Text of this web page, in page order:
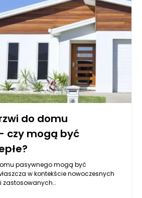
opcją dla osób świadomych
właściwościom izolacyjnym,
ciepła, co przekłada się na niższe
a także zwiększa komfort
do domu
czy mogą być
pasywnego mogą być
w kontekście nowoczesnych
zastosowanych